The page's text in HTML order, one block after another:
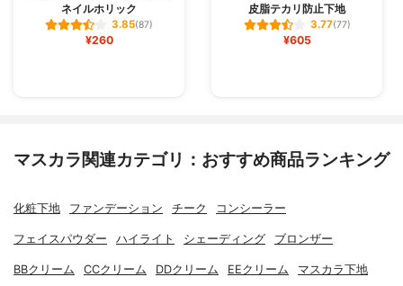
ネイルホリック
3.85(87)
¥260
皮脂テカリ防止下地
3.77(77)
¥605
マスカラ関連カテゴリ：おすすめ商品ランキング
化粧下地 ファンデーション チーク コンシーラー
フェイスパウダー ハイライト シェーディング ブロンザー
BBクリーム CCクリーム DDクリーム EEクリーム マスカラ下地